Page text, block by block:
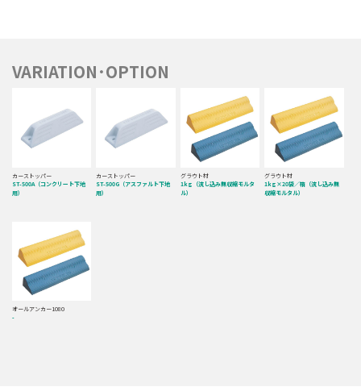
VARIATION･OPTION
カーストッパー
ST-500A（コンクリート下地
用）
カーストッパー
ST-500G（アスファルト下地
用）
グラウト材
1kg（流し込み無収縮モルタ
ル）
グラウト材
1kg×20袋／箱（流し込み無
収縮モルタル）
オールアンカー1080
-